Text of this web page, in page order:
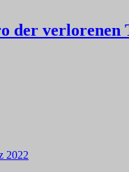
der verlorenen
2022